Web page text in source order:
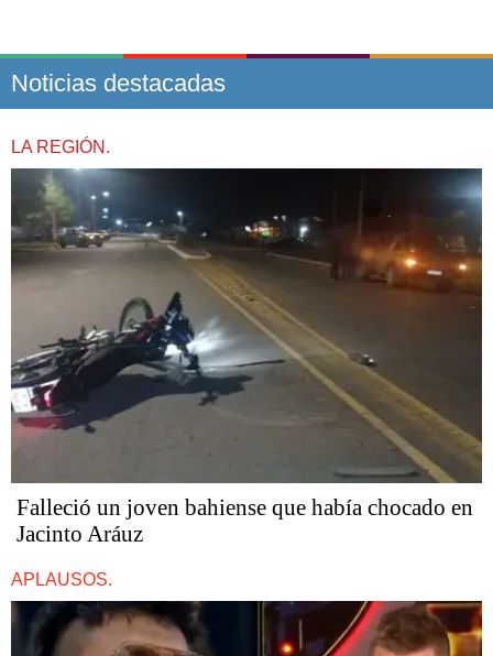
Noticias destacadas
LA REGIÓN.
Falleció un joven bahiense que había chocado en
Jacinto Aráuz
APLAUSOS.